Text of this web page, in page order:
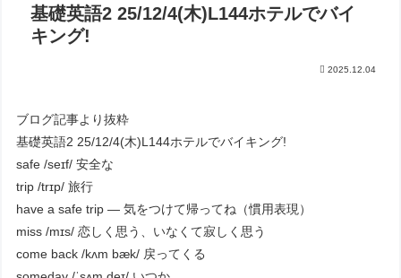
基礎英語2 25/12/4(木)L144ホテルでバイ
キング!
2025.12.04
ブログ記事より抜粋
基礎英語2 25/12/4(木)L144ホテルでバイキング!
safe /seɪf/ 安全な
trip /trɪp/ 旅行
have a safe trip — 気をつけて帰ってね（慣用表現）
miss /mɪs/ 恋しく思う、いなくて寂しく思う
come back /kʌm bæk/ 戻ってくる